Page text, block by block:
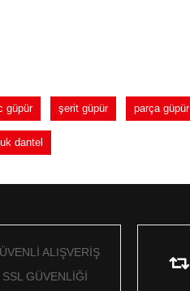
güpür şerit güpür parça güpür
dantel
ALIŞVERİŞ
SSL GÜVENLİĞİ